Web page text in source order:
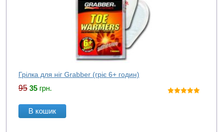
Грілка для ніг Grabber (гріє 6+ годин)
95 35 грн.
В кошик